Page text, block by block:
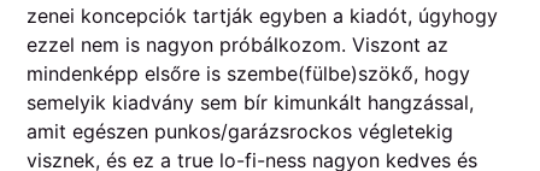
zenei koncepciók tartják egyben a kiadót, úgyhogy
ezzel nem is nagyon próbálkozom. Viszont az
mindenképp elsőre is szembe(fülbe)szökő, hogy
semelyik kiadvány sem bír kimunkált hangzással,
amit egészen punkos/garázsrockos végletekig
visznek, és ez a true lo-fi-ness nagyon kedves és